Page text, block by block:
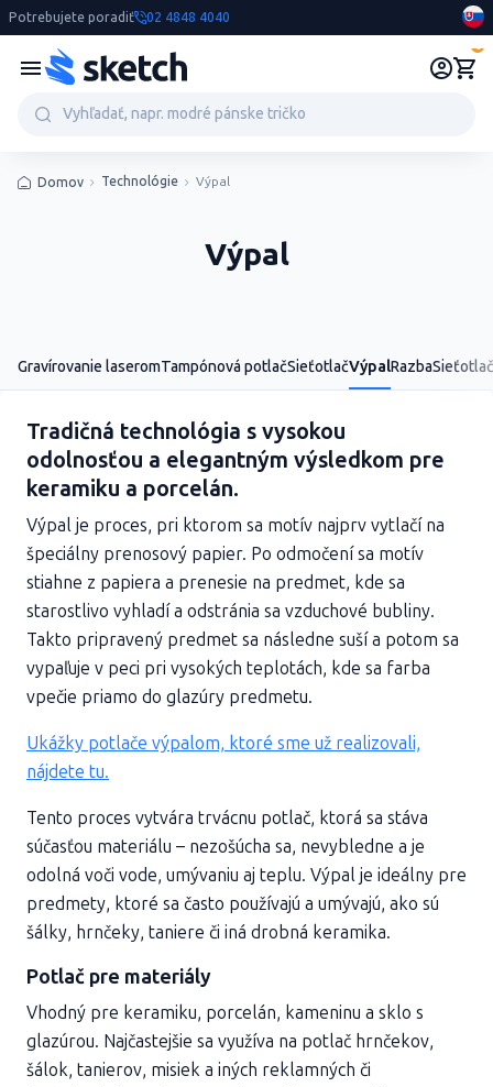
Potrebujete poradiť 02 4848 4040
Domov Technológie Výpal
Výpal
Gravírovanie laseromTampónová potlačSieťotlačVýpalRazba
Tradičná technológia s vysokou
odolnosťou a elegantným výsledkom pre
keramiku a porcelán.
Výpal je proces, pri ktorom sa motív najprv vytlačí na
špeciálny prenosový papier. Po odmočení sa motív
stiahne z papiera a prenesie na predmet, kde sa
starostlivo vyhladí a odstránia sa vzduchové bubliny.
Takto pripravený predmet sa následne suší a potom sa
vypaľuje v peci pri vysokých teplotách, kde sa farba
vpečie priamo do glazúry predmetu.
Ukážky potlače výpalom, ktoré sme už realizovali,
nájdete tu.
Tento proces vytvára trvácnu potlač, ktorá sa stáva
súčasťou materiálu – nezošúcha sa, nevybledne a je
odolná voči vode, umývaniu aj teplu. Výpal je ideálny pre
predmety, ktoré sa často používajú a umývajú, ako sú
šálky, hrnčeky, taniere či iná drobná keramika.
Potlač pre materiály
Vhodný pre keramiku, porcelán, kameninu a sklo s
glazúrou. Najčastejšie sa využíva na potlač hrnčekov,
šálok, tanierov, misiek a iných reklamných či